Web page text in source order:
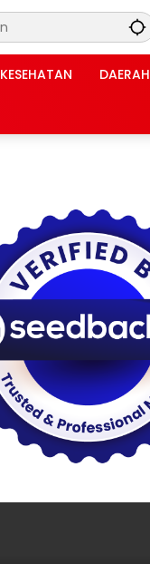
KESEHATAN DAERAH